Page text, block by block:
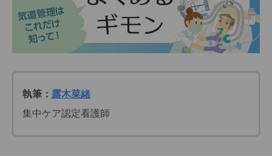
執筆： 露木菜緒
集中ケア認定看護師